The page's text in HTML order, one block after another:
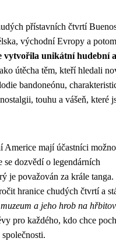
přístavních čtvrtí
východní Evropy a
vytvořila unikátní hudební a
útěcha těm, kteří hledali
bandoneónu,
touhu a vášeň, které
Americe mají účastníci
se dozvědí o legendárních
je považován za krále tanga.
hranice chudých čtvrtí a
a jeho hrob na
pro každého, kdo chce